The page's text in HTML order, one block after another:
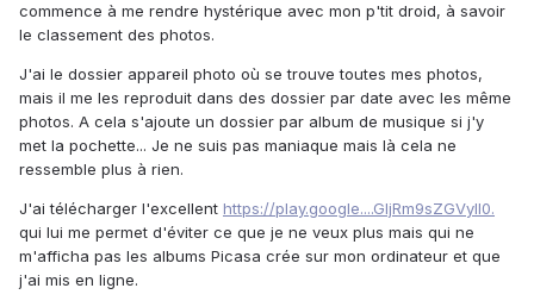
commence à me rendre hystérique avec mon p'tit droid, à savoir
le classement des photos.
J'ai le dossier appareil photo où se trouve toutes mes photos,
mais il me les reproduit dans des dossier par date avec les même
photos. A cela s'ajoute un dossier par album de musique si j'y
met la pochette... Je ne suis pas maniaque mais là cela ne
ressemble plus à rien.
J'ai télécharger l'excellent https://play.google....GljRm9sZGVyIl0.
qui lui me permet d'éviter ce que je ne veux plus mais qui ne
m'afficha pas les albums Picasa crée sur mon ordinateur et que
j'ai mis en ligne.